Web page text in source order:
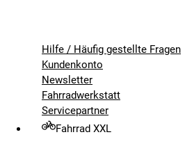
Hilfe / Häufig gestellte Fragen
Kundenkonto
Newsletter
Fahrradwerkstatt
Servicepartner
Fahrrad XXL